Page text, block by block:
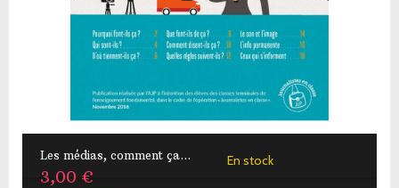
Les médias, comment ça...
3,00 €
En stock